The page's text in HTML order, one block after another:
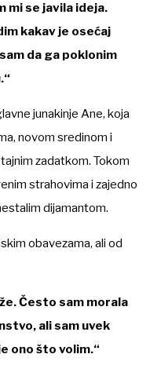
mi se javila ideja.
kakav je osećaj
da ga poklonim
junakinje Ane, koja
novom sredinom i
zadatkom. Tokom
strahovima i zajedno
dijamantom.
obavezama, ali od
Često sam morala
ali sam uvek
ono što volim.“